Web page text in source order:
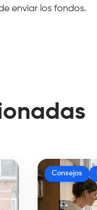
enviar los fondos.
Consejos